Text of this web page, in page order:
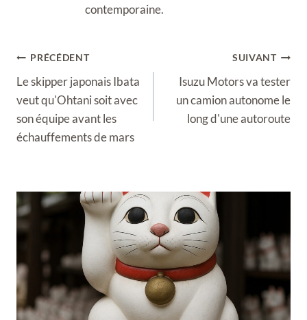
contemporaine.
Navigation
de
l’article
PRÉCÉDENT
Le skipper japonais Ibata
veut qu'Ohtani soit avec
son équipe avant les
échauffements de mars
SUIVANT
Isuzu Motors va tester
un camion autonome le
long d'une autoroute